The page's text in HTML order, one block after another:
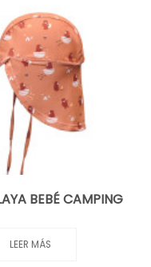
BEBÉ CAMPING
LEER MÁS